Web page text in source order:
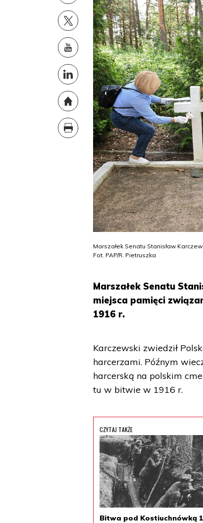
Marszałek Senatu Stanisław
Fot. PAP/R. Pietruszka
Marszałek Senatu
miejsca pamięci
1916 r.
Karczewski zwiedził
harcerzami. Późnym
harcerską na polskim
tu w bitwie w 1916 r.
CZYTAJ TAKŻE
Bitwa pod Kostiuchnówką